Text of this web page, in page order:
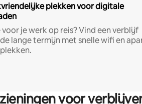
plekken voor digitale
voor je werk op reis? Vind een verblijf
lange termijn met snelle wifi en
voor